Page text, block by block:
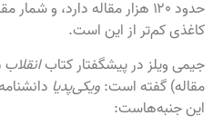
حدود ۱۲۰ هزار مقاله دارد، و
کاغذی کم‌تر از این است.
جیمی ویلز در پیشگفتار کتابانقلاب
مقاله) گفته است: ویکی‌پدیا
این جنبه‌هاست: